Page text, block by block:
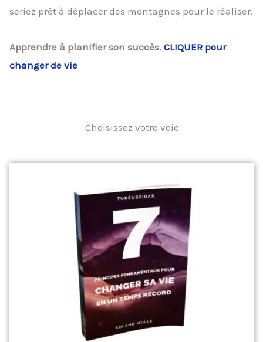
seriez prêt à déplacer des montagnes pour le réaliser.
Apprendre à planifier son succès. CLIQUER pour
changer de vie
Choisissez votre voie